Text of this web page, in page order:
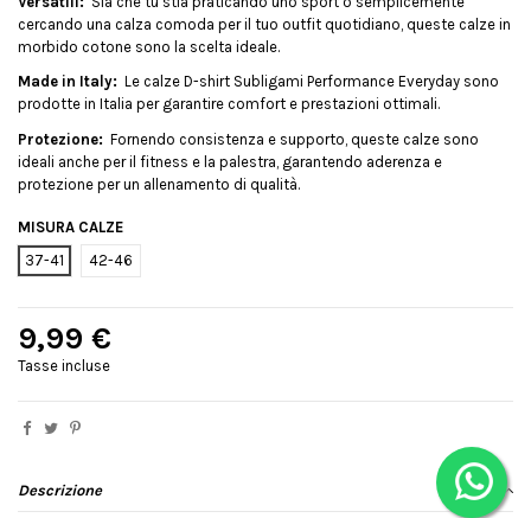
cercando una calza comoda per il tuo outfit quotidiano, queste calze in
morbido cotone sono la scelta ideale.
Made in Italy: Le calze D-shirt Subligami Performance Everyday sono
prodotte in Italia per garantire comfort e prestazioni ottimali.
Protezione: Fornendo consistenza e supporto, queste calze sono
ideali anche per il fitness e la palestra, garantendo aderenza e
protezione per un allenamento di qualità.
MISURA CALZE
37-41
42-46
9,99 €
Tasse incluse
Descrizione